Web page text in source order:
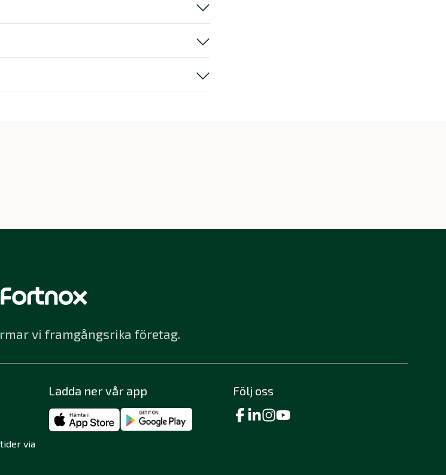
vi framgångsrika företag.
via
Ladda ner vår app Följ oss